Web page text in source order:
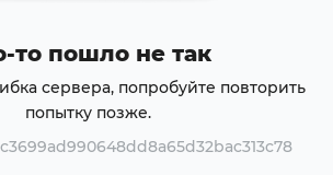
то пошло не так
сервера, попробуйте повторить
попытку позже.